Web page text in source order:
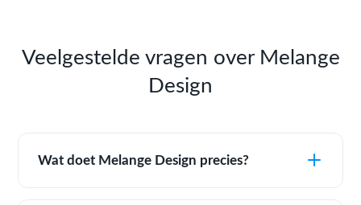
Veelgestelde vragen over Melange
Design
Wat doet Melange Design precies?